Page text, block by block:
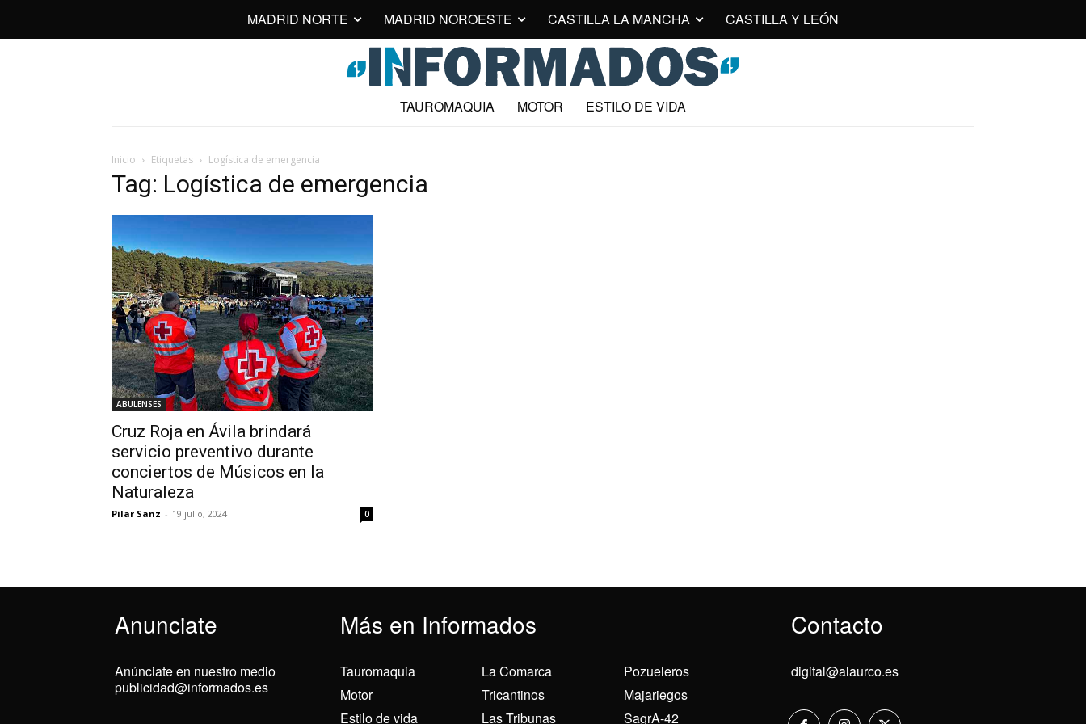
MADRID NORTE MADRID NOROESTE CASTILLA LA MANCHA CASTILLA Y LEÓN
TAUROMAQUIA MOTOR ESTILO DE VIDA
Inicio Etiquetas Logística de emergencia
Tag: Logística de emergencia
ABULENSES
Cruz Roja en Ávila brindará
servicio preventivo durante
conciertos de Músicos en la
Naturaleza
Pilar Sanz - 19 julio, 2024 0
Anunciate Más en Informados Contacto
Anúnciate en nuestro medio
publicidad@informados.es
Tauromaquia
Motor
Estilo de vida
La Comarca
Tricantinos
Las Tribunas
Pozueleros
Majariegos
SagrA-42
digital@alaurco.es